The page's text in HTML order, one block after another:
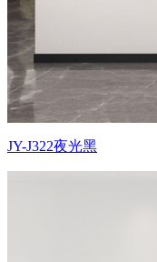
JY-J322夜光黑